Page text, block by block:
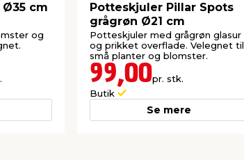
cm
og
Potteskjuler Pillar Spots
grågrøn Ø21 cm
Potteskjuler med grågrøn glasur
og prikket overflade. Velegnet til
små planter og blomster.
99,00pr. stk.
Butik
Se mere